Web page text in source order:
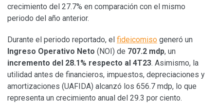
crecimiento del 27.7% en comparación con el mismo
periodo del año anterior.
Durante el periodo reportado, el fideicomiso generó un
Ingreso Operativo Neto (NOI) de 707.2 mdp, un
incremento del 28.1% respecto al 4T23. Asimismo, la
utilidad antes de financieros, impuestos, depreciaciones y
amortizaciones (UAFIDA) alcanzó los 656.7 mdp, lo que
representa un crecimiento anual del 29.3 por ciento.